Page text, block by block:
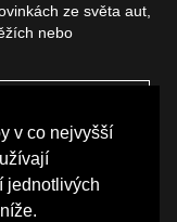
v co nejvyšší
jednotlivých
ze světa aut,
nebo